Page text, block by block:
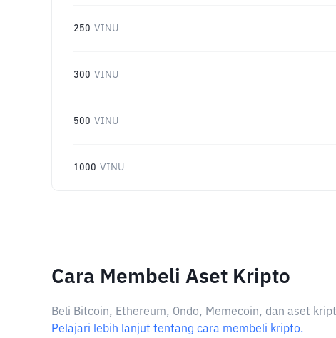
250 VINU
300 VINU
500 VINU
1000 VINU
Cara Membeli Aset Kripto
Beli Bitcoin, Ethereum, Ondo, Memecoin, dan aset
Pelajari lebih lanjut tentang cara membeli kripto.